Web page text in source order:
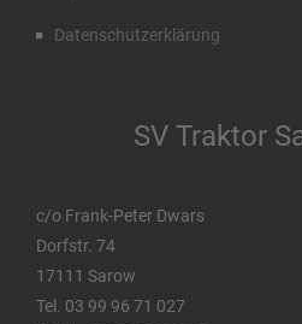
Datenschutzerklärung
SV Traktor
c/o Frank-Peter Dwars
Dorfstr. 74
17111 Sarow
Tel. 03 99 96 71 027